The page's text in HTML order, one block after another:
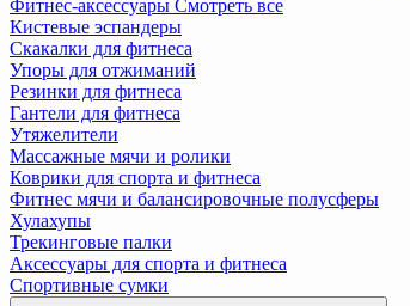
Фитнес-аксессуары Смотреть все
Кистевые эспандеры
Скакалки для фитнеса
Упоры для отжиманий
Резинки для фитнеса
Гантели для фитнеса
Утяжелители
Массажные мячи и ролики
Коврики для спорта и фитнеса
Фитнес мячи и балансировочные полусферы
Хулахупы
Трекинговые палки
Аксессуары для спорта и фитнеса
Спортивные сумки